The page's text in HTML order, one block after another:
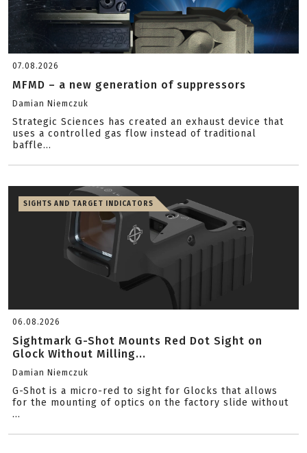
07.08.2026
MFMD – a new generation of suppressors
Damian Niemczuk
Strategic Sciences has created an exhaust device that
uses a controlled gas flow instead of traditional
baffle...
SIGHTS AND TARGET INDICATORS
06.08.2026
Sightmark G-Shot Mounts Red Dot Sight on
Glock Without Milling...
Damian Niemczuk
G-Shot is a micro-red to sight for Glocks that allows
for the mounting of optics on the factory slide without
...